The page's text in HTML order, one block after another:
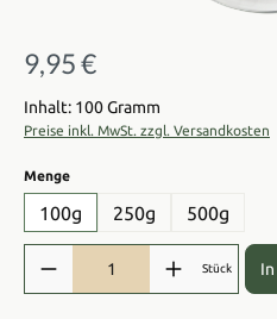
Regulärer Preis:
9,95 €
Inhalt: 100 Gramm
Preise inkl. MwSt. zzgl. Versandkosten
Mengeauswählen
100g 250g 500g
Produkt Anzahl: Gib den
Stück